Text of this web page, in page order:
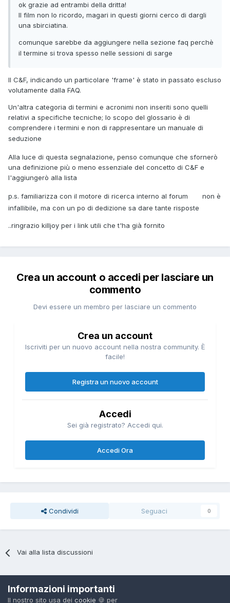
ok grazie ad entrambi della dritta!
Il film non lo ricordo, magari in questi giorni cerco di dargli
una sbirciatina.
comunque sarebbe da aggiungere nella sezione faq perchè
il termine si trova spesso nelle sessioni di sarge
Il C&F, indicando un particolare 'frame' è stato in passato escluso
volutamente dalla FAQ.
Un'altra categoria di termini e acronimi non inseriti sono quelli
relativi a specifiche tecniche; lo scopo del glossario è di
comprendere i termini e non di rappresentare un manuale di
seduzione
Alla luce di questa segnalazione, penso comunque che sfornerò
una definizione più o meno essenziale del concetto di C&F e
l'aggiungerò alla lista
p.s. familiarizza con il motore di ricerca interno al forum
non è
infallibile, ma con un po di dedizione sa dare tante risposte
..ringrazio killjoy per i link utili che t'ha già fornito
Crea un account o accedi per lasciare un
commento
Devi essere un membro per lasciare un commento
Crea un account
Iscriviti per un nuovo account nella nostra community. È
facile!
Registra un nuovo account
Accedi
Sei già registrato? Accedi qui.
Accedi Ora
Condividi Seguaci 0
Vai alla lista discussioni
Informazioni importanti
Il nostro sito usa dei cookie 🍪 per